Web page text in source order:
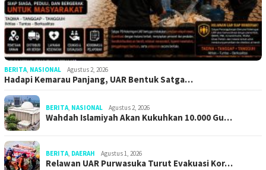
BERITA, NASIONAL Agustus 2, 2026
Hadapi Kemarau Panjang, UAR Bentuk Satga…
BERITA, NASIONAL Agustus 2, 2026
Wahdah Islamiyah Akan Kukuhkan 10.000 Gu…
BERITA, DAERAH Agustus 1, 2026
Relawan UAR Purwasuka Turut Evakuasi Kor…